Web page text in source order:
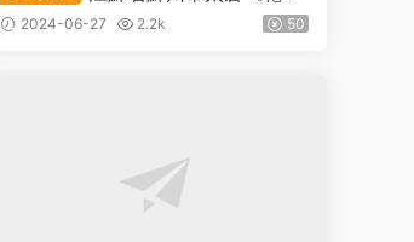
鎮洋縣志》十四卷首一卷末一卷 清
2024-06-27 2.2k 50